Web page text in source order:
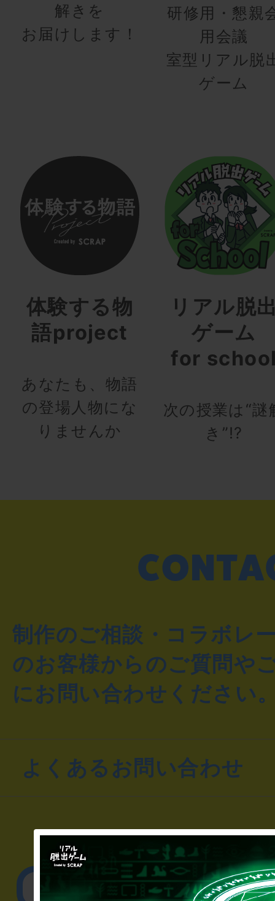
解きを
お届けします！
研修用・懇親
用会議
室型リアル脱
ゲーム
体験する物
語project
あなたも、物語
の登場人物にな
りませんか
リアル脱
ゲーム
for
次の授業は“謎
き”!?
制作のご相談・コラボレ
のお客様からのご質問や
にお問い合わせください
よくあるお問い合わせ
▼一般のお客様
公演内容、チケット